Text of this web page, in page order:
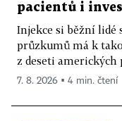
pacientů i
Injekce si běžní lidé
průzkumů má k
z deseti amerických
7. 8. 2026 ▪ 4 min. čtení